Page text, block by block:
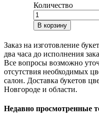
Количество
В корзину
Заказ на изготовление
два часа до исполнения
Все вопросы возможно
отсутствия необходимых
салон. Доставка букетов
Новгороде и области.
Недавно просмотренные